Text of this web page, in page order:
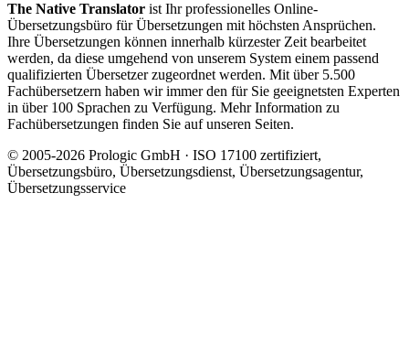
The Native Translator ist Ihr professionelles Online-
Übersetzungsbüro für Übersetzungen mit höchsten Ansprüchen.
Ihre Übersetzungen können innerhalb kürzester Zeit bearbeitet
werden, da diese umgehend von unserem System einem passend
qualifizierten Übersetzer zugeordnet werden. Mit über 5.500
Fachübersetzern haben wir immer den für Sie geeignetsten Experten
in über 100 Sprachen zu Verfügung. Mehr Information zu
Fachübersetzungen finden Sie auf unseren Seiten.
© 2005-2026 Prologic GmbH · ISO 17100 zertifiziert,
Übersetzungsbüro, Übersetzungsdienst, Übersetzungsagentur,
Übersetzungsservice